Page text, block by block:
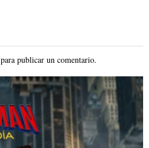
para publicar un comentario.